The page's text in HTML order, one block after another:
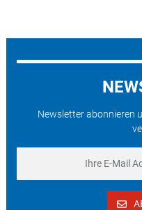
Newsletter abonnieren